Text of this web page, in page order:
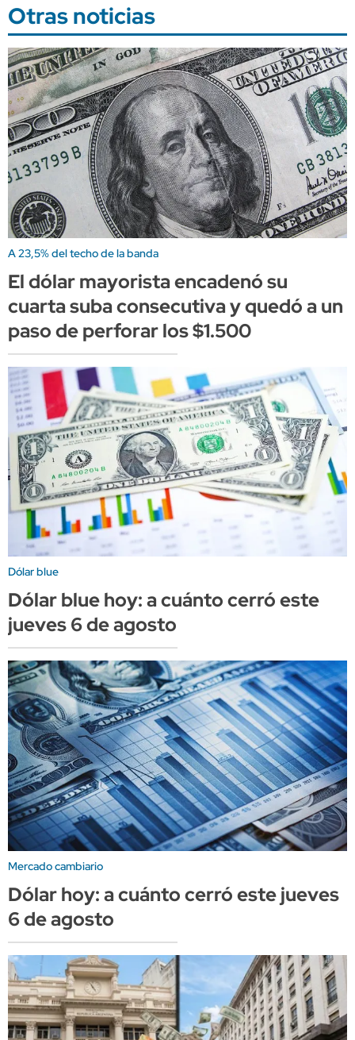
Otras noticias
A 23,5% del techo de la banda
El dólar mayorista encadenó su
cuarta suba consecutiva y quedó a un
paso de perforar los $1.500
Dólar blue
Dólar blue hoy: a cuánto cerró este
jueves 6 de agosto
Mercado cambiario
Dólar hoy: a cuánto cerró este jueves
6 de agosto